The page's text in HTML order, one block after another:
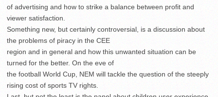
of advertising and how to strike a balance between profit and
viewer satisfaction.
Something new, but certainly controversial, is a discussion about
the problems of piracy in the CEE
region and in general and how this unwanted situation can be
turned for the better. On the eve of
the football World Cup, NEM will tackle the question of the steeply
rising cost of sports TV rights.